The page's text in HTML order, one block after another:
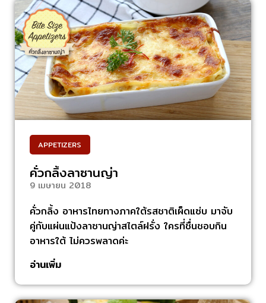
APPETIZERS
คั่วกลิ้งลาซานญ่า
9 เมษายน 2018
คั่วกลิ้ง อาหารไทยทางภาคใต้รสชาติเผ็ดแซ่บ มาจับ
คู่กับแผ่นแป้งลาซานญ่าสไตล์ฝรั่ง ใครที่ชื่นชอบกิน
อาหารใต้ ไม่ควรพลาดค่ะ
อ่านเพิ่ม